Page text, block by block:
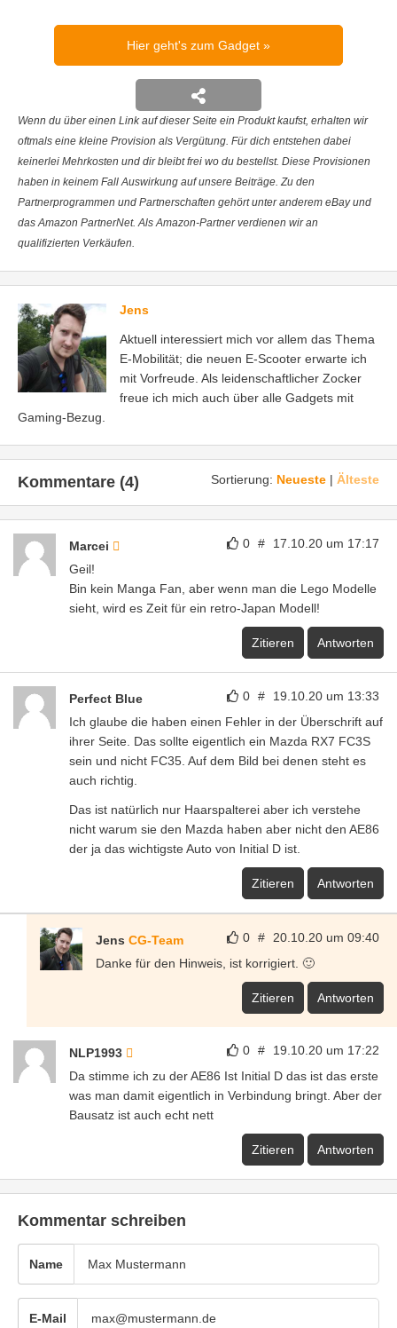
Hier geht's zum Gadget
Wenn du über einen Link auf dieser Seite ein Produkt kaufst, erhalten wir
oftmals eine kleine Provision als Vergütung. Für dich entstehen dabei
keinerlei Mehrkosten und dir bleibt frei wo du bestellst. Diese Provisionen
haben in keinem Fall Auswirkung auf unsere Beiträge. Zu den
Partnerprogrammen und Partnerschaften gehört unter anderem eBay und
das Amazon PartnerNet. Als Amazon-Partner verdienen wir an
qualifizierten Verkäufen.
Jens
Aktuell interessiert mich vor allem das Thema
E-Mobilität; die neuen E-Scooter erwarte ich
mit Vorfreude. Als leidenschaftlicher Zocker
freue ich mich auch über alle Gadgets mit
Gaming-Bezug.
Sortierung: Neueste | Älteste
Kommentare (4)
0 # 17.10.20 um 17:17
Marcei
Geil!
Bin kein Manga Fan, aber wenn man die Lego Modelle
sieht, wird es Zeit für ein retro-Japan Modell!
Zitieren Antworten
0 # 19.10.20 um 13:33
Perfect Blue
Ich glaube die haben einen Fehler in der Überschrift auf
ihrer Seite. Das sollte eigentlich ein Mazda RX7 FC3S
sein und nicht FC35. Auf dem Bild bei denen steht es
auch richtig.
Das ist natürlich nur Haarspalterei aber ich verstehe
nicht warum sie den Mazda haben aber nicht den AE86
der ja das wichtigste Auto von Initial D ist.
Zitieren Antworten
0 # 20.10.20 um 09:40
Jens CG-Team
Danke für den Hinweis, ist korrigiert. 🙂
Zitieren Antworten
0 # 19.10.20 um 17:22
NLP1993
Da stimme ich zu der AE86 Ist Initial D das ist das erste
was man damit eigentlich in Verbindung bringt. Aber der
Bausatz ist auch echt nett
Zitieren Antworten
Kommentar schreiben
Name
E-Mail